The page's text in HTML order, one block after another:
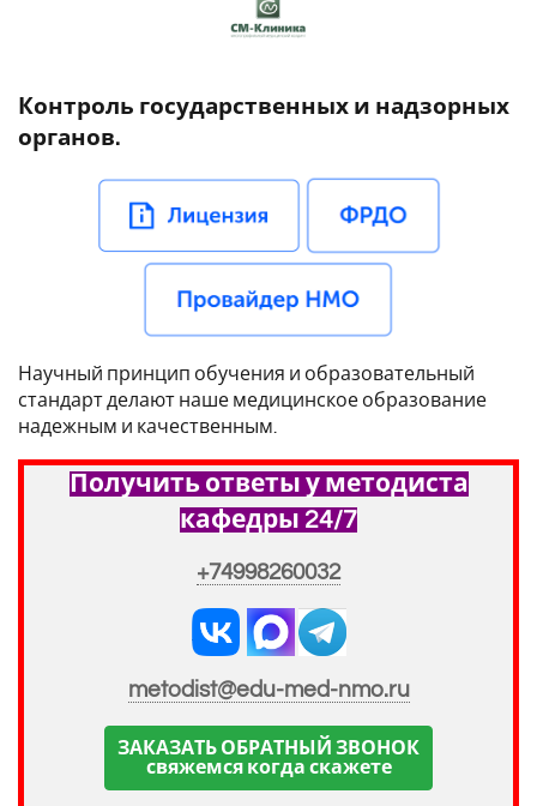
Контроль государственных и надзорных
органов.
Научный принцип обучения и образовательный
стандарт делают наше медицинское образование
надежным и качественным.
Получить ответы у методиста
кафедры 24/7
+74998260032
metodist@edu-med-nmo.ru
ЗАКАЗАТЬ ОБРАТНЫЙ ЗВОНОК
свяжемся когда скажете